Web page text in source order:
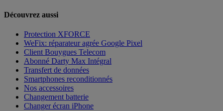
Découvrez aussi
Protection XFORCE
WeFix: réparateur agrée Google Pixel
Client Bouygues Telecom
Abonné Darty Max Intégral
Transfert de données
Smartphones reconditionnés
Nos accessoires
Changement batterie
Changer écran iPhone